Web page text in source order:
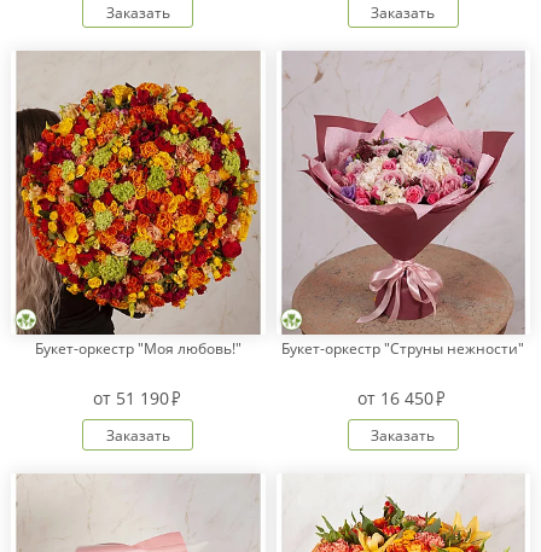
Заказать Заказать
Букет-оркестр "Моя любовь!"
от 51 190
Заказать
Букет-оркестр "Струны нежности"
от 16 450
Заказать